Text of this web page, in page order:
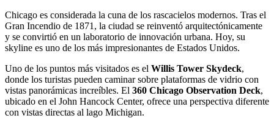
Chicago es considerada la cuna de los rascacielos modernos. Tras el
Gran Incendio de 1871, la ciudad se reinventó arquitectónicamente
y se convirtió en un laboratorio de innovación urbana. Hoy, su
skyline es uno de los más impresionantes de Estados Unidos.
Uno de los puntos más visitados es el Willis Tower Skydeck,
donde los turistas pueden caminar sobre plataformas de vidrio con
vistas panorámicas increíbles. El 360 Chicago Observation Deck,
ubicado en el John Hancock Center, ofrece una perspectiva diferente
con vistas directas al lago Michigan.